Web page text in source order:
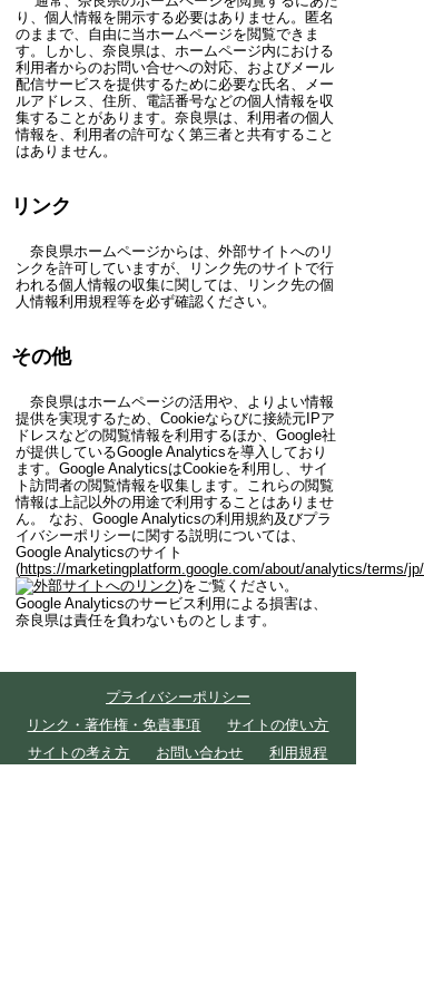
り、個人情報を開示する必要はありません。匿名
のままで、自由に当ホームページを閲覧できま
す。しかし、奈良県は、ホームページ内における
利用者からのお問い合せへの対応、およびメール
配信サービスを提供するために必要な氏名、メー
ルアドレス、住所、電話番号などの個人情報を収
集することがあります。奈良県は、利用者の個人
情報を、利用者の許可なく第三者と共有すること
はありません。
リンク
奈良県ホームページからは、外部サイトへのリ
ンクを許可していますが、リンク先のサイトで行
われる個人情報の収集に関しては、リンク先の個
人情報利用規程等を必ず確認ください。
その他
奈良県はホームページの活用や、よりよい情報
提供を実現するため、Cookieならびに接続元IPア
ドレスなどの閲覧情報を利用するほか、Google社
が提供しているGoogle Analyticsを導入しており
ます。Google AnalyticsはCookieを利用し、サイ
ト訪問者の閲覧情報を収集します。これらの閲覧
情報は上記以外の用途で利用することはありませ
ん。 なお、Google Analyticsの利用規約及びプラ
イバシーポリシーに関する説明については、
Google Analyticsのサイト
(https://marketingplatform.google.com/about/analytics/terms/jp/
)をご覧ください。
Google Analyticsのサービス利用による損害は、
奈良県は責任を負わないものとします。
このページのトップへ
プライバシーポリシー
リンク・著作権・免責事項
サイトの使い方
サイトの考え方
お問い合わせ 利用規程